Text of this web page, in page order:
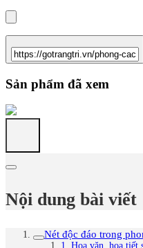
Sản phẩm đã xem
Nội dung bài viết
Nét độc đáo trong
1. Hoa văn, họa tiết